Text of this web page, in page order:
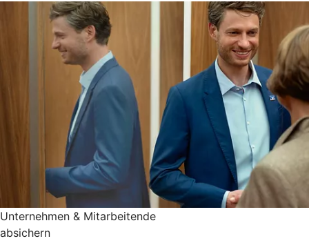
Unternehmen & Mitarbeitende
absichern